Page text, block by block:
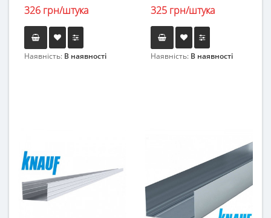
326 грн/штука
Наявність: В наявності
325 грн/штука
Наявність: В наявності